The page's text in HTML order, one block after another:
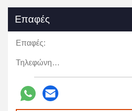
Επαφές
Επαφές:
Τηλεφώνημα: